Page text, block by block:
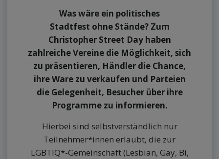
Was wäre ein politisches
Stadtfest ohne Stände? Zum
Christopher Street Day haben
zahlreiche Vereine die Möglichkeit, sich
zu präsentieren, Händler die Chance,
ihre Ware zu verkaufen und Parteien
die Gelegenheit, Besucher über ihre
Programme zu informieren.
Hierbei sind selbstverständlich nur
Teilnehmer*innen erlaubt, die zur
LGBTIQ*-Gemeinschaft (Lesbian, Gay, Bi,